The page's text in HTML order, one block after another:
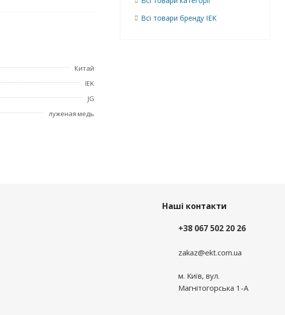
Китай
IEK
JG
луженая медь
Всі товари бренду IEK
Наші контакти
+38 067 502 20 26
zakaz@ekt.com.ua
м. Київ, вул.
Магнітогорська 1-А